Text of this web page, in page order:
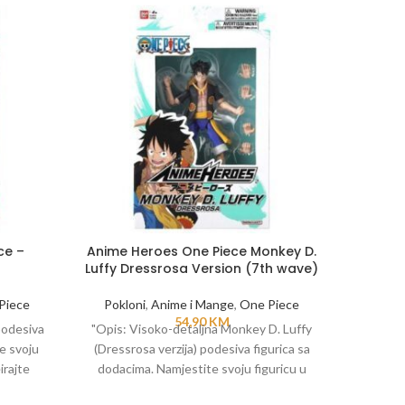
–
svoju
Anime Heroes One Piece Monkey D.
Luffy Dressrosa Version (7th wave)
Pokloni, Anime i Mange, One Piece
54,90KM
"Opis: Visoko-detaljna Monkey D. Luffy
(Dressrosa verzija) podesiva figurica sa
dodacima. Namjestite svoju figuricu u